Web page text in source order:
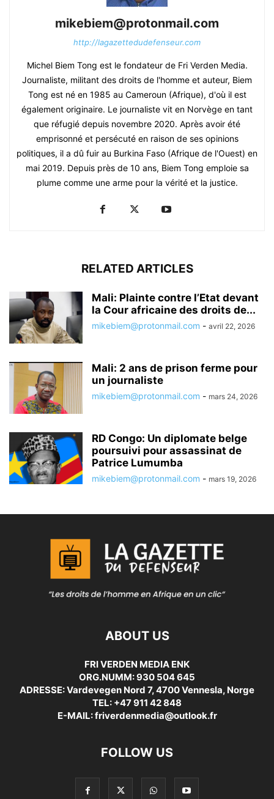
mikebiem@protonmail.com
http://lagazettedudefenseur.com
Michel Biem Tong est le fondateur de Fri Verden Media.
Journaliste, militant des droits de l'homme et auteur, Biem
Tong est né en 1985 au Cameroun (Afrique), d'où il est
également originaire. Le journaliste vit en Norvège en tant
que réfugié depuis novembre 2020. Après avoir été
emprisonné et persécuté en raison de ses opinions
politiques, il a dû fuir au Burkina Faso (Afrique de l'Ouest) en
mai 2019. Depuis près de 10 ans, Biem Tong emploie sa
plume comme une arme pour la vérité et la justice.
RELATED ARTICLES
Mali: Plainte contre l’Etat devant
la Cour africaine des droits de...
mikebiem@protonmail.com - avril 22, 2026
Mali: 2 ans de prison ferme pour
un journaliste
mikebiem@protonmail.com - mars 24, 2026
RD Congo: Un diplomate belge
poursuivi pour assassinat de
Patrice Lumumba
mikebiem@protonmail.com - mars 19, 2026
ABOUT US
FRI VERDEN MEDIA ENK
ORG.NUMM: 930 504 645
ADRESSE: Vardevegen Nord 7, 4700 Vennesla, Norge
TEL: +47 911 42 848
E-MAIL: friverdenmedia@outlook.fr
FOLLOW US